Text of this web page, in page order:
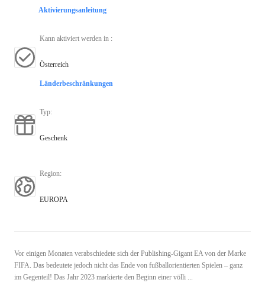
Aktivierungsanleitung
Kann aktiviert werden in :
Österreich
Länderbeschränkungen
Typ:
Geschenk
Region:
EUROPA
Vor einigen Monaten verabschiedete sich der Publishing-Gigant EA von der Marke
FIFA. Das bedeutete jedoch nicht das Ende von fußballorientierten Spielen – ganz
im Gegenteil! Das Jahr 2023 markierte den Beginn einer völli ...